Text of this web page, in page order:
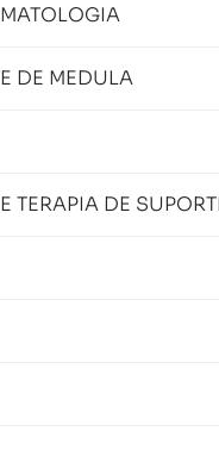
DE MEDULA
TERAPIA DE